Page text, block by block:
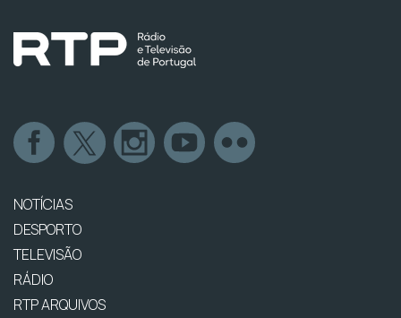
NOTÍCIAS
DESPORTO
TELEVISÃO
RÁDIO
RTP ARQUIVOS